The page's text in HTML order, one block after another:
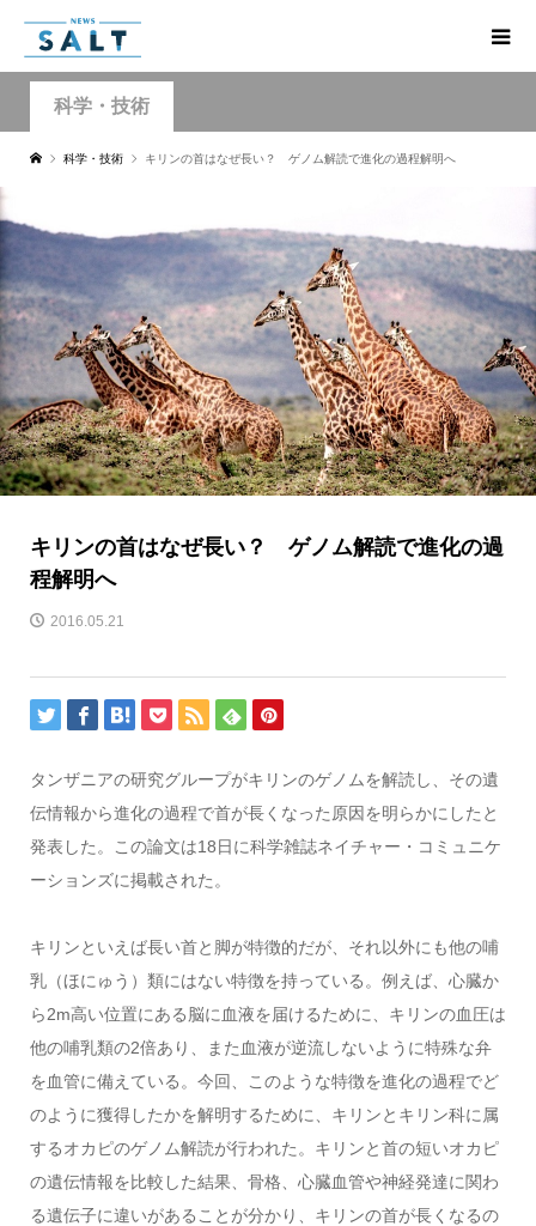
科学・技術
科学・技術 キリンの首はなぜ長い？ ゲノム解読で進化の過程解明へ
キリンの首はなぜ長い？ ゲノム解読で進化の過
程解明へ
2016.05.21
タンザニアの研究グループがキリンのゲノムを解読し、その遺
伝情報から進化の過程で首が長くなった原因を明らかにしたと
発表した。この論文は18日に科学雑誌ネイチャー・コミュニケ
ーションズに掲載された。
キリンといえば長い首と脚が特徴的だが、それ以外にも他の哺
乳（ほにゅう）類にはない特徴を持っている。例えば、心臓か
ら2m高い位置にある脳に血液を届けるために、キリンの血圧は
他の哺乳類の2倍あり、また血液が逆流しないように特殊な弁
を血管に備えている。今回、このような特徴を進化の過程でど
のように獲得したかを解明するために、キリンとキリン科に属
するオカピのゲノム解読が行われた。キリンと首の短いオカピ
の遺伝情報を比較した結果、骨格、心臓血管や神経発達に関わ
る遺伝子に違いがあることが分かり、キリンの首が長くなるの